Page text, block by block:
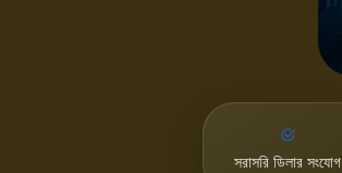
সরাসরি ডিলার সংযোগ